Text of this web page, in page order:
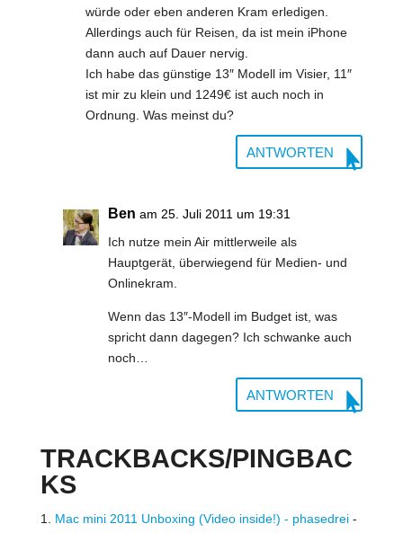
würde oder eben anderen Kram erledigen.
Allerdings auch für Reisen, da ist mein iPhone
dann auch auf Dauer nervig.
Ich habe das günstige 13″ Modell im Visier, 11″
ist mir zu klein und 1249€ ist auch noch in
Ordnung. Was meinst du?
ANTWORTEN
Ben am 25. Juli 2011 um 19:31
Ich nutze mein Air mittlerweile als
Hauptgerät, überwiegend für Medien- und
Onlinekram.
Wenn das 13″-Modell im Budget ist, was
spricht dann dagegen? Ich schwanke auch
noch…
ANTWORTEN
TRACKBACKS/PINGBAC
KS
Mac mini 2011 Unboxing (Video inside!) - phasedrei-